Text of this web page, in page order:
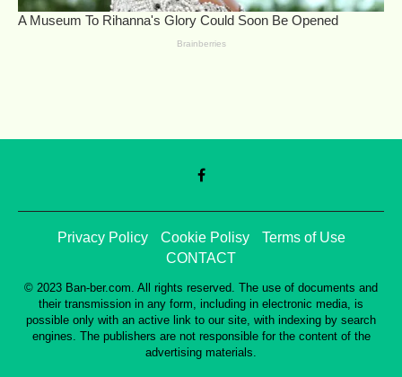
Privacy Policy Cookie Polisy
Terms of Use
CONTACT
© 2023 Ban-ber.com. All rights reserved. The use of documents and
their transmission in any form, including in electronic media, is
possible only with an active link to our site, with indexing by search
engines. The publishers are not responsible for the content of the
advertising materials.